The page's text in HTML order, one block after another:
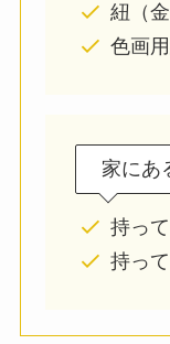
紐（金
色画
家にあ
持っ
持っ